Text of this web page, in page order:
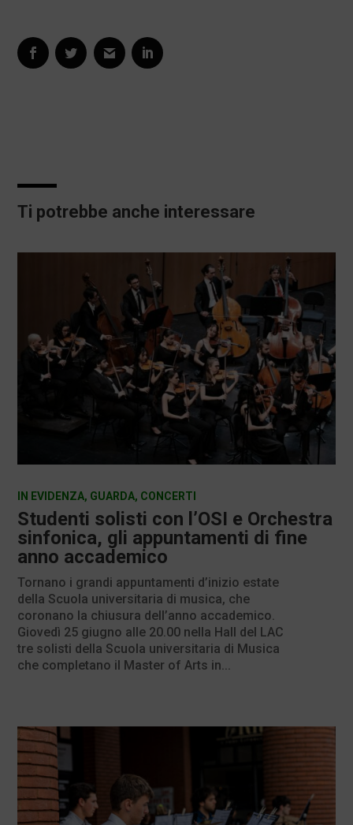
Ti potrebbe anche interessare
Studenti solisti con l’OSI e Orchestra
sinfonica, gli appuntamenti di fine
anno accademico
IN EVIDENZA, GUARDA, CONCERTI
Tornano i grandi appuntamenti d’inizio estate
della Scuola universitaria di musica, che
coronano la chiusura dell’anno accademico.
Giovedì 25 giugno alle 20.00 nella Hall del LAC
tre solisti della Scuola universitaria di Musica
che completano il Master of Arts in...